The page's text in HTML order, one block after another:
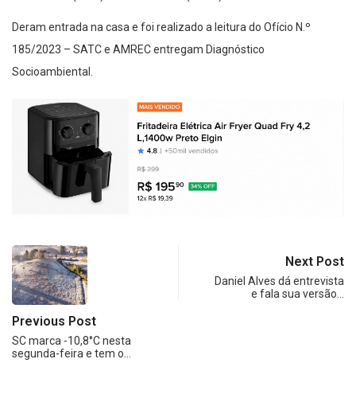
Deram entrada na casa e foi realizado a leitura do Ofício N.º
185/2023 – SATC e AMREC entregam Diagnóstico
Socioambiental.
Previous Post
SC marca -10,8°C nesta
segunda-feira e tem o…
Next Post
Daniel Alves dá entrevista
e fala sua versão…